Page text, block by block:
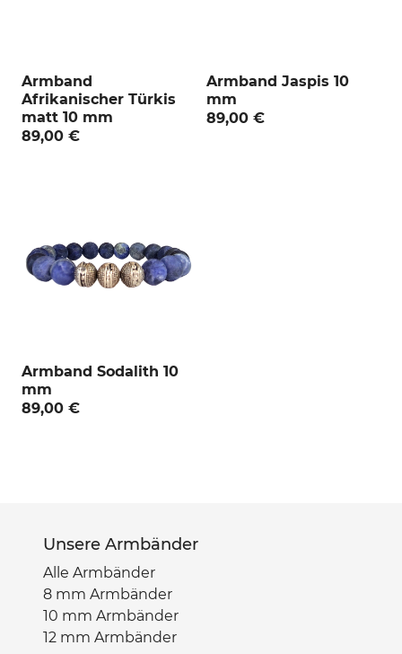
Armband
Afrikanischer Türkis
matt 10 mm
89,00 €
Armband Jaspis 10
mm
89,00 €
Armband Sodalith 10
mm
89,00 €
Unsere Armbänder
Alle Armbänder
8 mm Armbänder
10 mm Armbänder
12 mm Armbänder